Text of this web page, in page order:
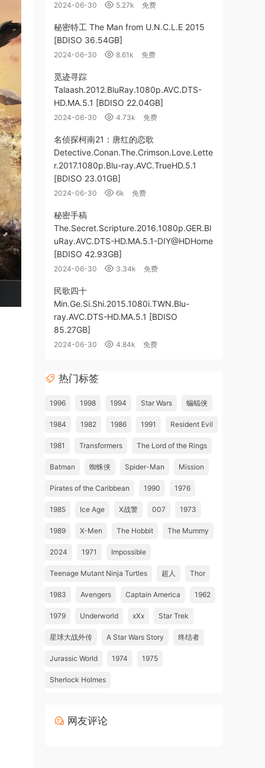
2024-06-30 5.27k 免费
秘密特工 The Man from U.N.C.L.E 2015
[BDISO 36.54GB]
2024-06-30 8.61k 免费
觅迹寻踪
Talaash.2012.BluRay.1080p.AVC.DTS-
HD.MA.5.1 [BDISO 22.04GB]
2024-06-30 4.73k 免费
名侦探柯南21：唐红的恋歌
Detective.Conan.The.Crimson.Love.Lette
r.2017.1080p.Blu-ray.AVC.TrueHD.5.1
[BDISO 23.01GB]
2024-06-30 6k 免费
秘密手稿
The.Secret.Scripture.2016.1080p.GER.Bl
uRay.AVC.DTS-HD.MA.5.1-DIY@HDHome
[BDISO 42.93GB]
2024-06-30 3.34k 免费
民歌四十
Min.Ge.Si.Shi.2015.1080i.TWN.Blu-
ray.AVC.DTS-HD.MA.5.1 [BDISO
85.27GB]
2024-06-30 4.84k 免费
热门标签
1996 1998 1994 Star Wars 蝙蝠侠
1984 1982 1986 1991 Resident Evil
1981 Transformers The Lord of the Rings
Batman 蜘蛛侠 Spider-Man Mission
Pirates of the Caribbean 1990 1976
1985 Ice Age X战警 007 1973
1989 X-Men The Hobbit The Mummy
2024 1971 Impossible
Teenage Mutant Ninja Turtles 超人 Thor
1983 Avengers Captain America 1962
1979 Underworld xXx Star Trek
星球大战外传 A Star Wars Story 终结者
Jurassic World 1974 1975
Sherlock Holmes
网友评论